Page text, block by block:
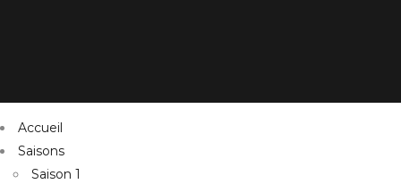
Accueil
Saisons
Saison 1